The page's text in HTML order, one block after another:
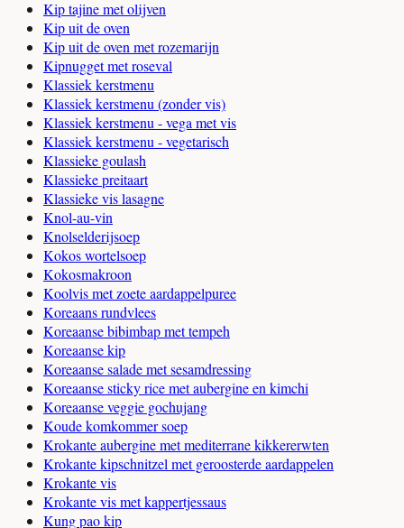
Kip tajine met olijven
Kip uit de oven
Kip uit de oven met rozemarijn
Kipnugget met roseval
Klassiek kerstmenu
Klassiek kerstmenu (zonder vis)
Klassiek kerstmenu - vega met vis
Klassiek kerstmenu - vegetarisch
Klassieke goulash
Klassieke preitaart
Klassieke vis lasagne
Knol-au-vin
Knolselderijsoep
Kokos wortelsoep
Kokosmakroon
Koolvis met zoete aardappelpuree
Koreaans rundvlees
Koreaanse bibimbap met tempeh
Koreaanse kip
Koreaanse salade met sesamdressing
Koreaanse sticky rice met aubergine en kimchi
Koreaanse veggie gochujang
Koude komkommer soep
Krokante aubergine met mediterrane kikkererwten
Krokante kipschnitzel met geroosterde aardappelen
Krokante vis
Krokante vis met kappertjessaus
Kung pao kip